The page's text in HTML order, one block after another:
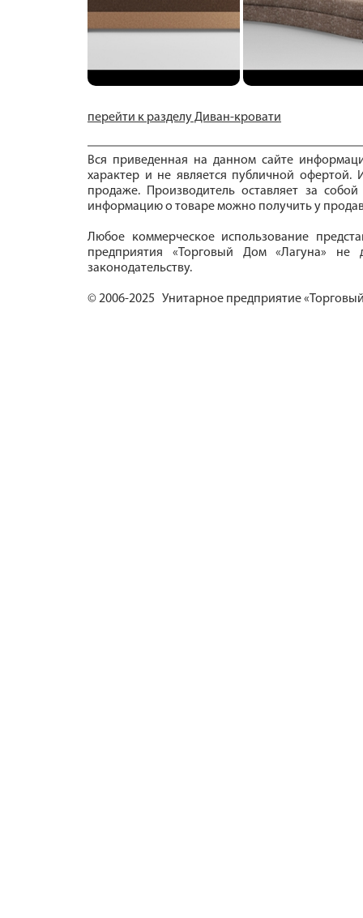
перейти к разделу Диван-кровати
Вся приведенная на данном сайте
характер и не является публичной офертой.
продаже. Производитель оставляет за
информацию о товаре можно получить у
Любое коммерческое использование
предприятия «Торговый Дом «Лагуна» не
законодательству.
© 2006-2025 Унитарное предприятие